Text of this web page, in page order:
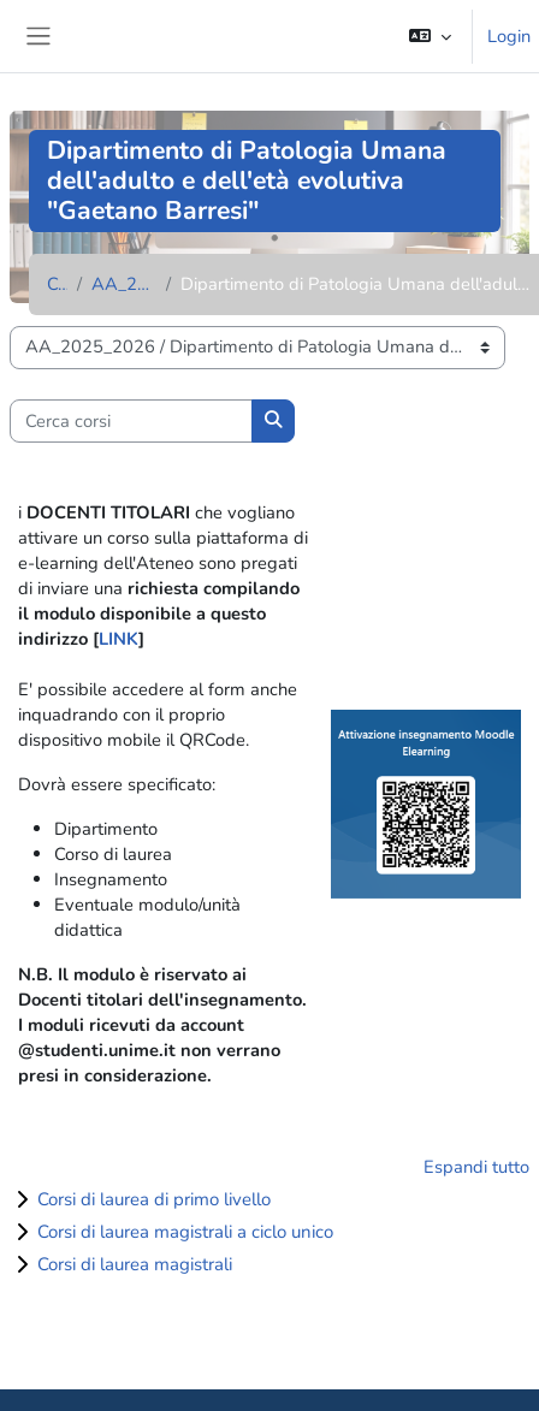
Login
Dipartimento di Patologia Umana
dell'adulto e dell'età evolutiva
"Gaetano Barresi"
Corsi AA_2025_2026 Dipartimento di Patologia Umana dell'adulto e dell'età evolutiva "Gaetano Barresi"
Categorie di corso
Cerca corsi
Cerca corsi
i DOCENTI TITOLARIche vogliano
attivare un corso sulla piattaforma di
e-learning dell'Ateneo sono pregati
di inviare una richiesta compilando
il modulo disponibile a questo
indirizzo [LINK]
E' possibile accedere al form anche
inquadrando con il proprio
dispositivo mobile il QRCode.
Dovrà essere specificato:
Dipartimento
Corso di laurea
Insegnamento
Eventuale modulo/unità
didattica
N.B. Il modulo è riservato ai
Docenti titolari dell'insegnamento.
I moduli ricevuti da account
@studenti.unime.it non verrano
presi in considerazione.
Espandi tutto
Corsi di laurea di primo livello
Corsi di laurea magistrali a ciclo unico
Corsi di laurea magistrali